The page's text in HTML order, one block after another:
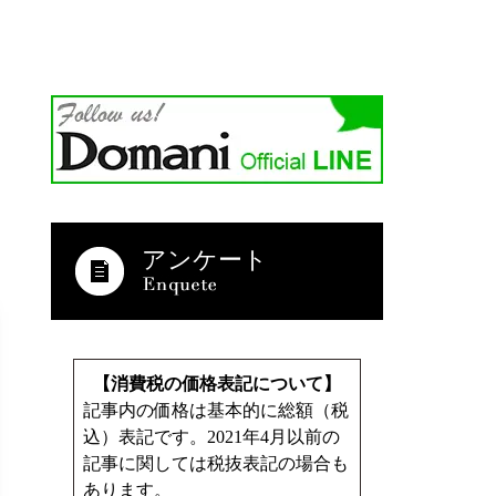
アンケート
【消費税の価格表記について】
記事内の価格は基本的に総額（税
込）表記です。2021年4月以前の
記事に関しては税抜表記の場合も
あります。